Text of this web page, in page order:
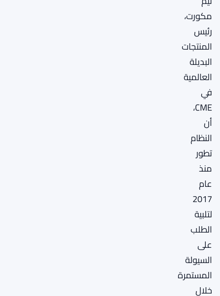
مكورت،
رئيس
المنتجات
البديلة
العالمية
في
CME،
أن
النظام
تطور
منذ
عام
2017
لتلبية
الطلب
على
السيولة
المستمرة
خلال